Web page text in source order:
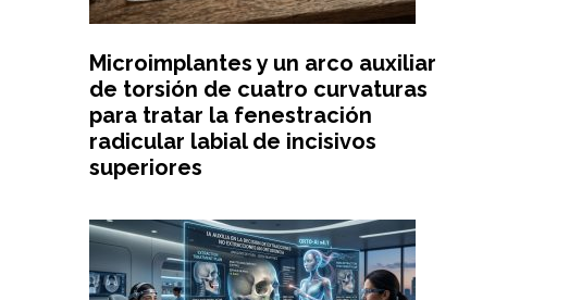
Microimplantes y un arco auxiliar
de torsión de cuatro curvaturas
para tratar la fenestración
radicular labial de incisivos
superiores